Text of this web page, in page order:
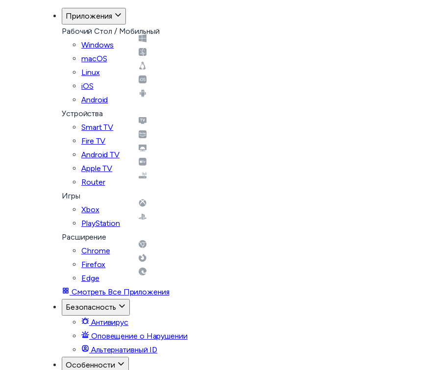
Приложения
Рабочий Стол / Мобильный
Windows
macOS
Linux
iOS
Android
Устройства
Smart TV
Fire TV
Android TV
Apple TV
Router
Игры
Xbox
PlayStation
Расширение
Chrome
Firefox
Edge
Смотреть Все Приложения
Безопасность
Антивирус
Оповещение о Нарушении
Альтернативный ID
Особенности